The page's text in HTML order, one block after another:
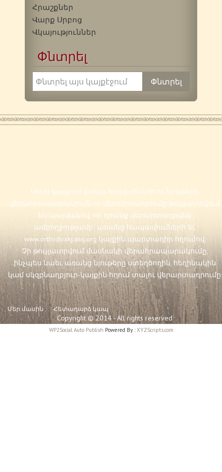
Հրաշքներ
Վարք Սրբոց
Վկայություններ
Փնտրել
Սույն կայքում առկա հոդվածների եւ նյութերի
վերահրապարակումն ու վերարտադրումը թույլատրվում
են պայմանով, որ դրանք վերարտադրվեն
ամբողջությամբ` առանց հապավումների եւ
www.orthodoxkyanq.org կայքին պարտադիր հղումով:
Չի թույլատրվում մասնակի վերահրապարակումը,
ինչպես նաեւ առանց նյութերը ստեղծողին, հեղինակին
կամ սկզբնաղբյուր-կայքին հղում տալու վերարտադրումը:
Մեր մասին Հետադարձ կապ
Copyright © 2014 - All rights reserved
WP2Social Auto Publish Powered By :XYZScripts.com